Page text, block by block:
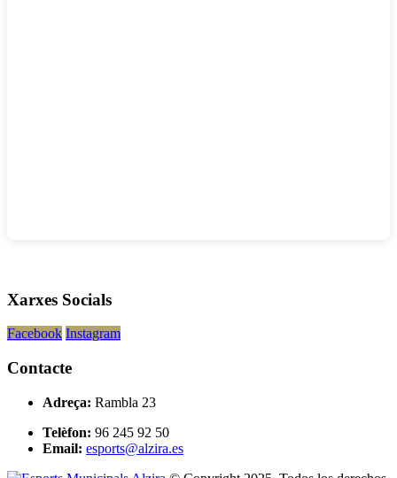
Xarxes Socials
Facebook Instagram
Contacte
Adreça: Rambla 23
Telèfon: 96 245 92 50
Email: esports@alzira.es